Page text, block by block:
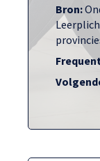
Bron: